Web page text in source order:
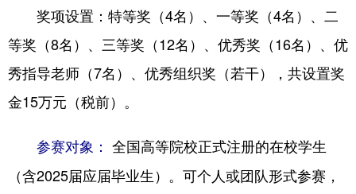
奖项设置：特等奖（4名）、一等奖（4名）、二
等奖（8名）、三等奖（12名）、优秀奖（16名）、优
秀指导老师（7名）、优秀组织奖（若干），共设置奖
金15万元（税前）。
参赛对象： 全国高等院校正式注册的在校学生
（含2025届应届毕业生）。可个人或团队形式参赛，